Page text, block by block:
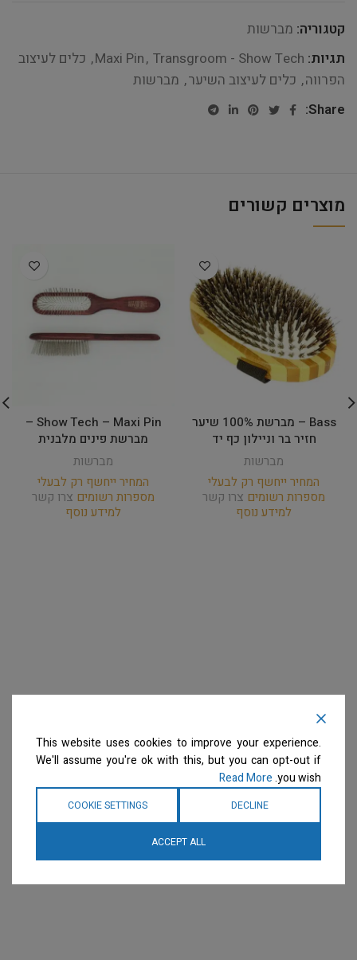
קטגוריה: מברשות
תגיות:
Maxi Pin, Transgroom - Show Tech
, כלים לעיצוב
הפרווה, כלים לעיצוב השיער, מברשות
Share:
מוצרים קשורים
Bass – מברשת 100% שיער
חזיר בר וניילון כף יד
מברשות
המחיר ייחשף רק לבעלי
מספרות רשומים צרו קשר
למידע נוסף
Show Tech – Maxi Pin –
מברשת פינים מלבנית
מברשות
המחיר ייחשף רק לבעלי
מספרות רשומים צרו קשר
למידע נוסף
This website uses cookies to improve your experience.
We'll assume you're ok with this, but you can opt-out if
you wish.
Read More
DECLINE
COOKIE SETTINGS
ACCEPT ALL